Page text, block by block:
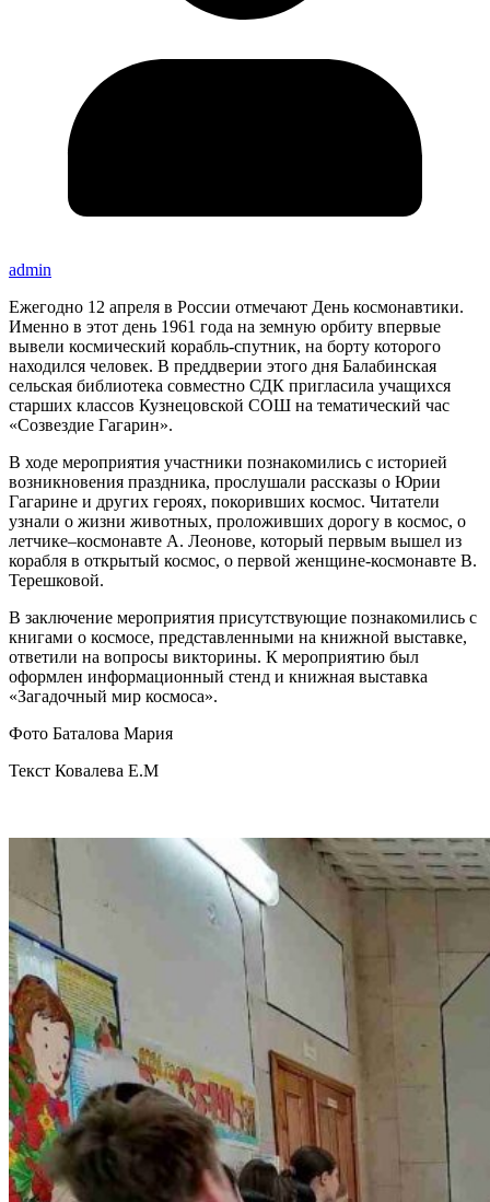
admin
Ежегодно 12 апреля в России отмечают День космонавтики.
Именно в этот день 1961 года на земную орбиту впервые
вывели космический корабль-спутник, на борту которого
находился человек. В преддверии этого дня Балабинская
сельская библиотека совместно СДК пригласила учащихся
старших классов Кузнецовской СОШ на тематический час
«Созвездие Гагарин».
В ходе мероприятия участники познакомились с историей
возникновения праздника, прослушали рассказы о Юрии
Гагарине и других героях, покоривших космос. Читатели
узнали о жизни животных, проложивших дорогу в космос, о
летчике–космонавте А. Леонове, который первым вышел из
корабля в открытый космос, о первой женщине-космонавте В.
Терешковой.
В заключение мероприятия присутствующие познакомились с
книгами о космосе, представленными на книжной выставке,
ответили на вопросы викторины. К мероприятию был
оформлен информационный стенд и книжная выставка
«Загадочный мир космоса».
Фото Баталова Мария
Текст Ковалева Е.М